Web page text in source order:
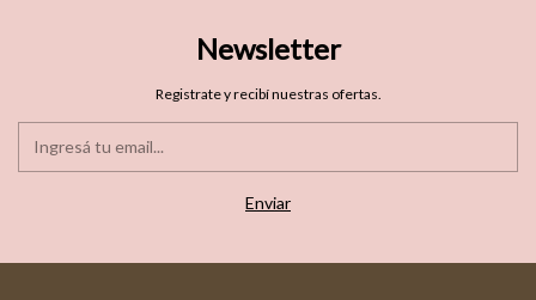
Newsletter
Registrate y recibí nuestras ofertas.